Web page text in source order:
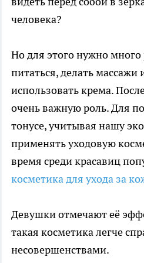
человека?
Но для этого нужно
питаться, делать
использовать крема.
очень важную роль. Для
тонусе, учитывая нашу
применять уходовую
время среди красавиц
косметика для ухода за
Девушки отмечают её
такая косметика легче
несовершенствами.